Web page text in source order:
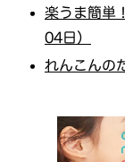
楽うま簡単
04日）
れんこんの